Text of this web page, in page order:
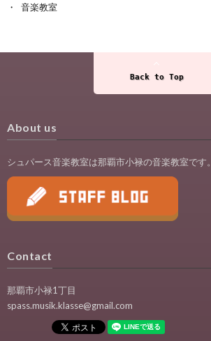
音楽教室
Back to Top
About us
シュパース音楽教室は那覇市小禄の音楽教室です。
Contact
那覇市小禄1丁目
spass.musik.klasse@gmail.com